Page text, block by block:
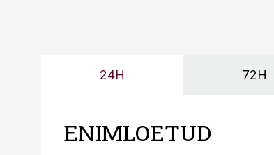
24H 72H
ENIMLOETUD